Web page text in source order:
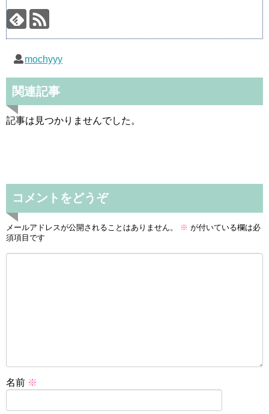
mochyyy
関連記事
記事は見つかりませんでした。
コメントをどうぞ
メールアドレスが公開されることはありません。 ※ が付いている欄は必
須項目です
名前 ※